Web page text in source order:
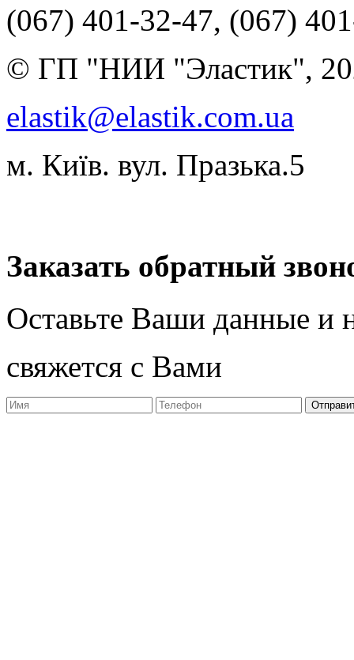
(067) 401-32-47, (067)
© ГП "НИИ "Эластик",
elastik@elastik.com.ua
м. Київ. вул. Празька.5
Заказать обратный
Оставьте Ваши данные и
свяжется с Вами